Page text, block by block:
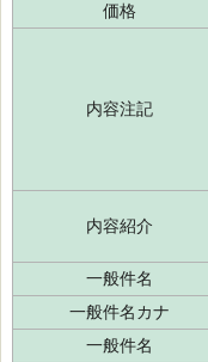
価格
内容注記
内容紹介
一般件名
一般件名カナ
一般件名